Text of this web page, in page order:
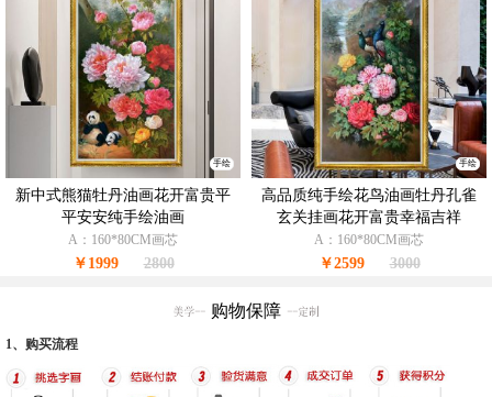
手绘
新中式熊猫牡丹油画花开富贵平
平安安纯手绘油画
A：160*80CM画芯
￥1999 2800
手绘
高品质纯手绘花鸟油画牡丹孔雀
玄关挂画花开富贵幸福吉祥
A：160*80CM画芯
￥2599 3000
购物保障
1、购买流程